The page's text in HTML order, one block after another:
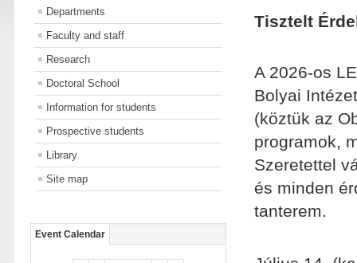
Departments
Faculty and staff
Research
Doctoral School
Information for students
Prospective students
Library
Site map
Event Calendar
Tisztelt
A 2026-os
Bolyai
(köztük az
programok,
Szeretettel
és minden
tanterem.